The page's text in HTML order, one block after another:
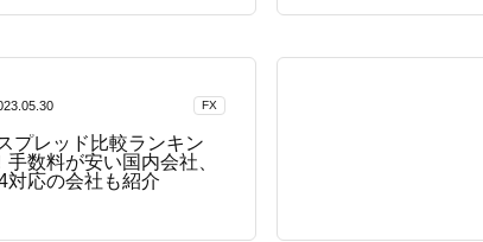
FX
プレッド比較ランキン
手数料が安い国内会社、
対応の会社も紹介